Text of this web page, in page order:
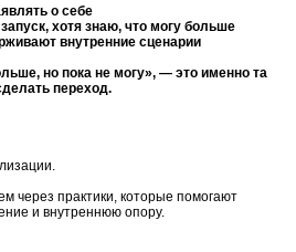
о себе
хотя знаю, что могу больше
внутренние сценарии
но пока не могу», — это именно та
переход.
через практики, которые помогают
и внутреннюю опору.